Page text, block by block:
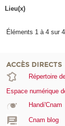
Lieu(x)
Éléments 1 à 4 sur 4
ACCÈS DIRECTS
Répertoire
Espace numérique
Handi'Cnam
Cnam blog